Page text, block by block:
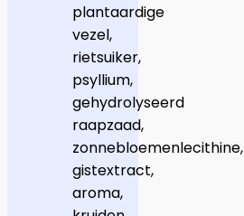
plantaardige
vezel,
rietsuiker,
psyllium,
gehydrolyseerd
raapzaad,
zonnebloemenlecithine,
gistextract,
aroma,